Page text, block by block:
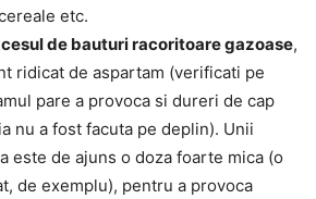
etc.
de bauturi racoritoare gazoase,
ridicat de aspartam (verificati pe
pare a provoca si dureri de cap
nu a fost facuta pe deplin). Unii
este de ajuns o doza foarte mica (o
de exemplu), pentru a provoca